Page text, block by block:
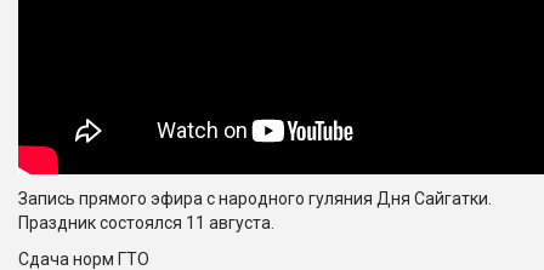
Запись прямого эфира с народного гуляния Дня Сайгатки.
Праздник состоялся 11 августа.
Сдача норм ГТО